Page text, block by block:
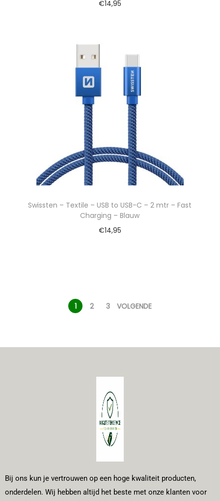
€14,95
Swissten – Textile – USB to USB-C – 2 mtr – Fast
Charging – Blauw
€14,95
1 2 3 VOLGENDE
Bij ons kun je vertrouwen op een hoge kwaliteit producten,
onderdelen. Wij hebben altijd het beste met onze klanten voor